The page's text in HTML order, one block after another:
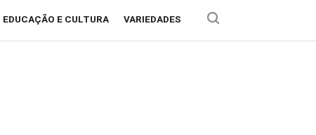
EDUCAÇÃO E CULTURA VARIEDADES